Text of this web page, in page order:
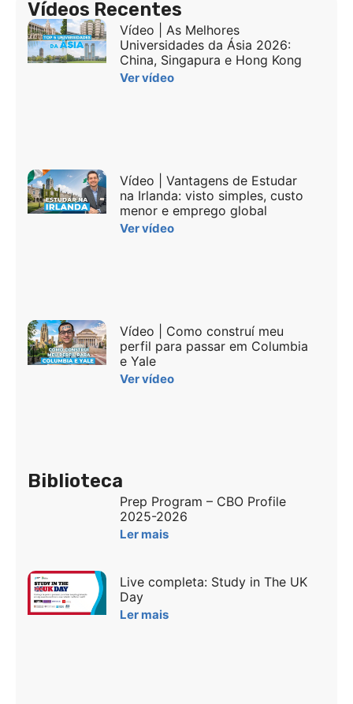
Vídeos Recentes
Vídeo | As Melhores
Universidades da Ásia 2026:
China, Singapura e Hong Kong
Ver vídeo
Vídeo | Vantagens de Estudar
na Irlanda: visto simples, custo
menor e emprego global
Ver vídeo
Vídeo | Como construí meu
perfil para passar em Columbia
e Yale
Ver vídeo
Biblioteca
Prep Program – CBO Profile
2025-2026
Ler mais
Live completa: Study in The UK
Day
Ler mais